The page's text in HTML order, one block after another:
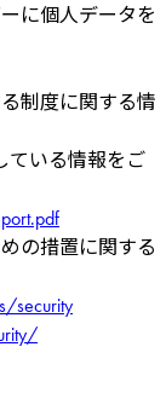
に個人データを
制度に関する情
ている情報をご
の措置に関する
security